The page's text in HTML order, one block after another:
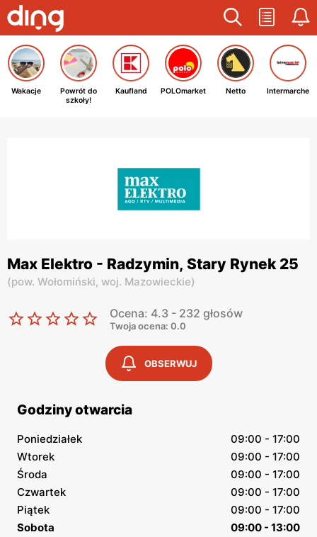
Wakacje
Powrót do
szkoły!
Kaufland POLOmarket Netto Intermarche
Max Elektro - Radzymin, Stary Rynek 25
(pow. Wołomiński, woj. Mazowieckie)
Ocena: 4.3 - 232 głosów
Twoja ocena: 0.0
OBSERWUJ
Godziny otwarcia
Poniedziałek
09:00 - 17:00
Wtorek
09:00 - 17:00
Środa
09:00 - 17:00
Czwartek
09:00 - 17:00
Piątek
09:00 - 17:00
Sobota
09:00 - 13:00